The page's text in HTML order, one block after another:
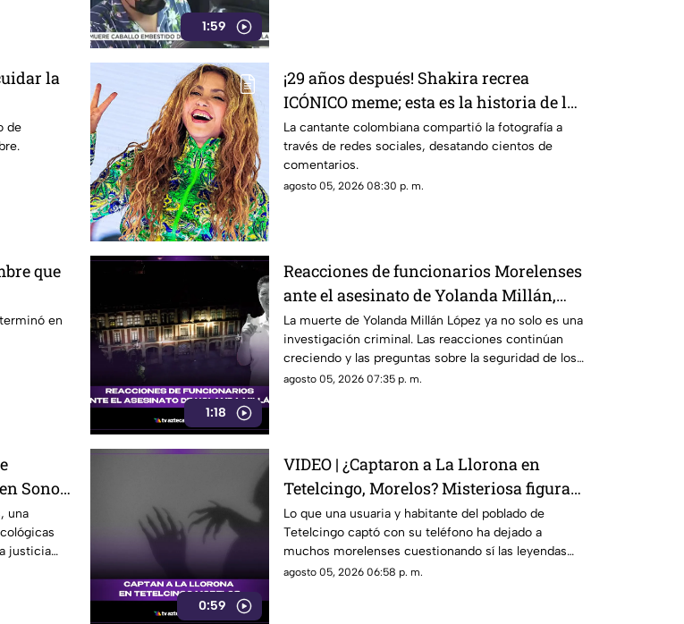
1:59
la
de
¡29 años después! Shakira recrea
ICÓNICO meme; esta es la historia de la
fotografía
La cantante colombiana compartió la fotografía a
través de redes sociales, desatando cientos de
comentarios.
agosto 05, 2026 08:30 p. m.
que
en
1:18
Reacciones de funcionarios Morelenses
ante el asesinato de Yolanda Millán,
ayudante municipal de Tepetzingo
La muerte de Yolanda Millán López ya no solo es una
investigación criminal. Las reacciones continúan
creciendo y las preguntas sobre la seguridad de los
funcionarios municipales en Morelos son cada vez
agosto 05, 2026 07:35 p. m.
Sonora
en
una
justicia
0:59
VIDEO | ¿Captaron a La Llorona en
Tetelcingo, Morelos? Misteriosa figura y
lamentos en Tetelcingo, Morelos,
estremecen las redes
Lo que una usuaria y habitante del poblado de
Tetelcingo captó con su teléfono ha dejado a
muchos morelenses cuestionando sí las leyendas
que se han contado de generación en generación
agosto 05, 2026 06:58 p. m.